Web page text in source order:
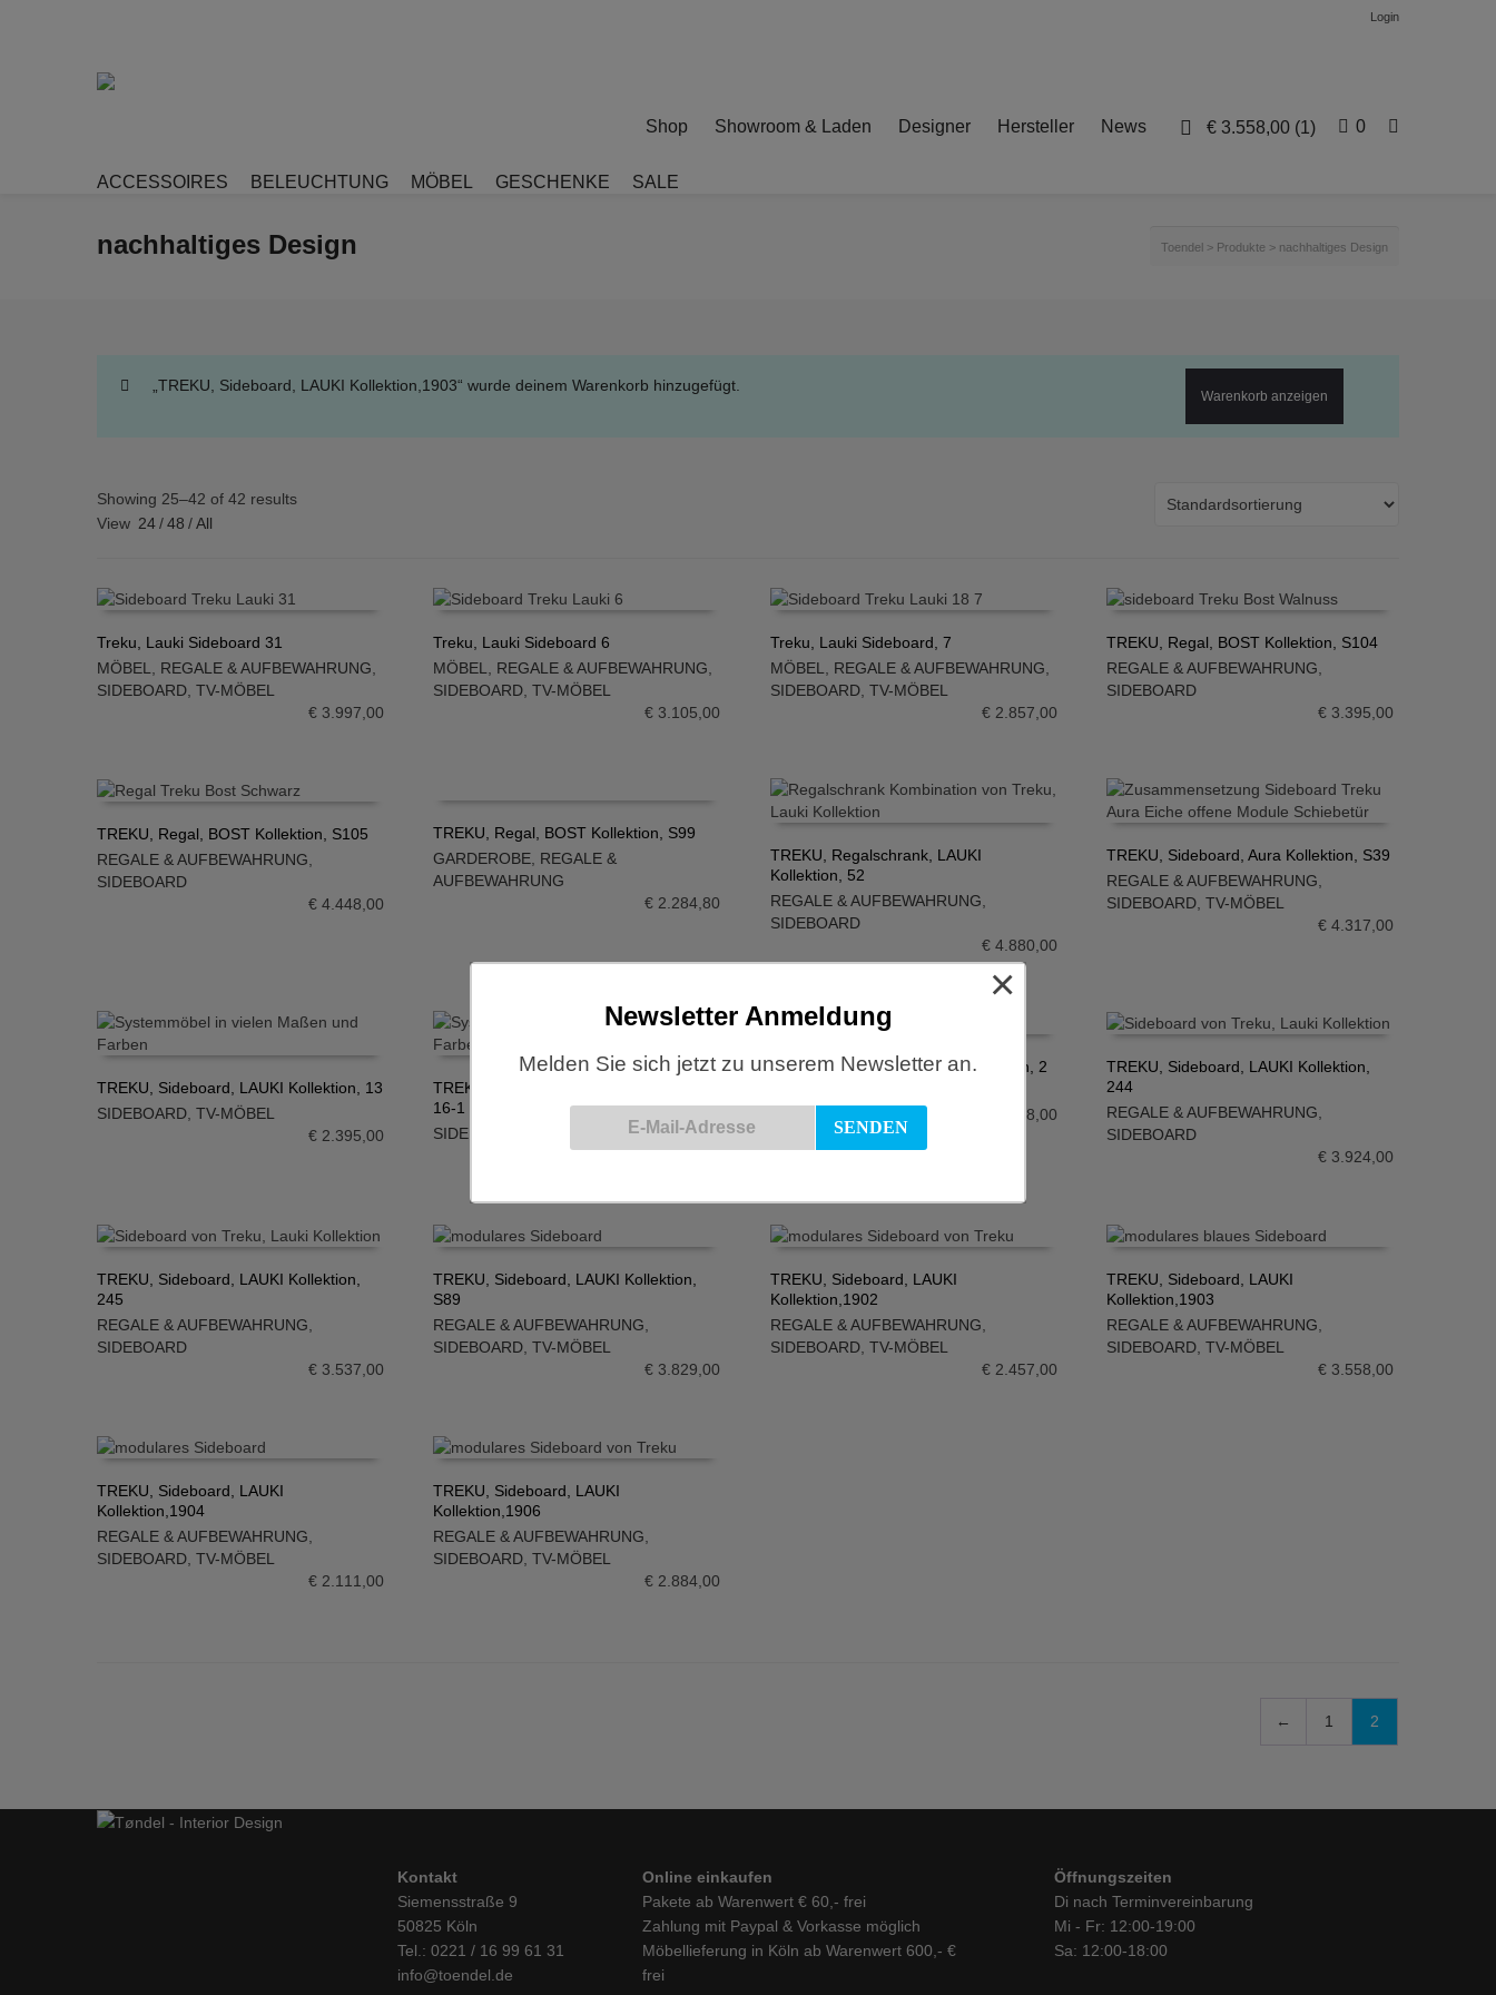
Login
€ 3.558,00 (1) 0
Shop Showroom & Laden Designer Hersteller News
ACCESSOIRES BELEUCHTUNG MÖBEL GESCHENKE SALE
nachhaltiges Design Toendel > Produkte > nachhaltiges Design
„TREKU, Sideboard, LAUKI Kollektion,1903“ wurde deinem Warenkorb hinzugefügt.
Warenkorb anzeigen
Showing 25–42 of 42 results
View 24/48 /All
IN DEN WARENKORB
Treku, Lauki Sideboard 31
MÖBEL, REGALE & AUFBEWAHRUNG,
SIDEBOARD, TV-MÖBEL
€3.997,00
IN DEN WARENKORB
Treku, Lauki Sideboard 6
MÖBEL, REGALE & AUFBEWAHRUNG,
SIDEBOARD,TV-MÖBEL
€ 3.105,00
IN DEN WARENKORB
Treku, Lauki Sideboard, 7
MÖBEL, REGALE & AUFBEWAHRUNG,
SIDEBOARD, TV-MÖBEL
€2.857,00
IN DEN WARENKORB
TREKU, Regal, BOST Kollektion, S104
REGALE & AUFBEWAHRUNG,
SIDEBOARD
€ 3.395,00
IN DEN WARENKORB
TREKU, Regal, BOST Kollektion, S105
REGALE & AUFBEWAHRUNG,
SIDEBOARD
€4.448,00
IN DEN WARENKORB
TREKU, Regal, BOST Kollektion, S99
GARDEROBE REGALE &
AUFBEWAHRUNG
€ 2.284,80
TREKU, Regalschrank, LAUKI
Kollektion, 52
REGALE & AUFBEWAHRUNG
SIDEBOARD
€4.880,00
IN DEN WARENKORB
TREKU, Sideboard, Aura Kollektion, S39
REGALE & AUFBEWAHRUNG
SIDEBOARD ,TV-MÖBEL
€ 4.317,00
IN DEN WARENKORB
TREKU, Sideboard, LAUKI Kollektion, 13
SIDEBOARD TV-MÖBEL
€2.395,00
TREKU, Sideboard, LAUKI Kollektion,
16-1
SIDEBOARD
€4.370,00
IN DEN WARENKORB
TREKU, Sideboard, LAUKI Kollektion, 2
2.378,00
TREKU, Sideboard, LAUKI Kollektion,
244
REGALE & AUFBEWAHRUNG,
SIDEBOARD
€ 3.924,00
TREKU, Sideboard, LAUKI Kollektion,
245
REGALE & AUFBEWAHRUNG
SIDEBOARD
€3.537,00
TREKU, Sideboard, LAUKI Kollektion,
S89
REGALE & AUFBEWAHRUNG
SIDEBOARD ,TV-MÖBEL
€ 3.829,00
TREKU, Sideboard, LAUKI
Kollektion,1902
REGALE & AUFBEWAHRUNG
SIDEBOARD, TV-MÖBEL
€2.457,00
TREKU, Sideboard, LAUKI
Kollektion,1903
REGALE & AUFBEWAHRUNG
SIDEBOARD ,TV-MÖBEL
€ 3.558,00
TREKU, Sideboard, LAUKI
Kollektion,1904
REGALE & AUFBEWAHRUNG
SIDEBOARD TV-MÖBEL
€2.111,00
TREKU, Sideboard, LAUKI
Kollektion,1906
REGALE & AUFBEWAHRUNG
SIDEBOARD ,TV-MÖBEL
€ 2.884,00
← 1 2
Kontakt
Siemensstraße 9
50825 Köln
Tel.: 0221 / 16 99 61 31
info@toendel.de
Online einkaufen
Pakete ab Warenwert € 60,- frei
Zahlung mit Paypal & Vorkasse möglich
Möbellieferung in Köln ab Warenwert 600,- €
frei
Öffnungszeiten
Di nach Terminvereinbarung
Mi - Fr: 12:00-19:00
Sa: 12:00-18:00
Newsletter Anmeldung
Melden Sie sich jetzt zu unserem Newsletter an.
×